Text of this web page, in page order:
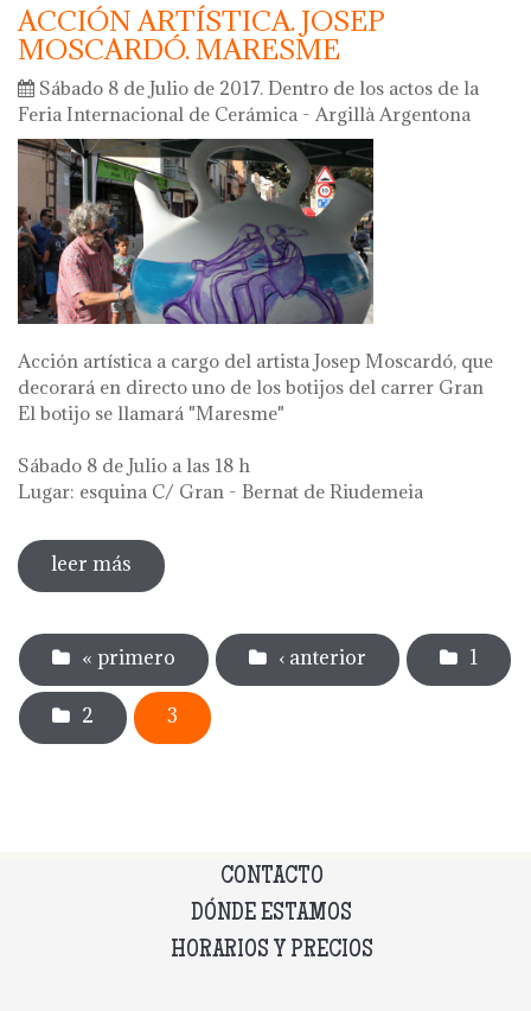
ACCIÓN ARTÍSTICA. JOSEP
MOSCARDÓ. MARESME
Sábado 8 de Julio de 2017. Dentro de los actos de la
Feria Internacional de Cerámica - Argillà Argentona
Acción artística a cargo del artista Josep Moscardó, que
decorará en directo uno de los botijos del carrer Gran
El botijo se llamará "Maresme"
Sábado 8 de Julio a las 18 h
Lugar: esquina C/ Gran - Bernat de Riudemeia
leer más sobre acción artística. josep moscardó.
maresme
Páginas
« primero ‹ anterior 1
2 3
CONTACTO
DÓNDE ESTAMOS
HORARIOS Y PRECIOS